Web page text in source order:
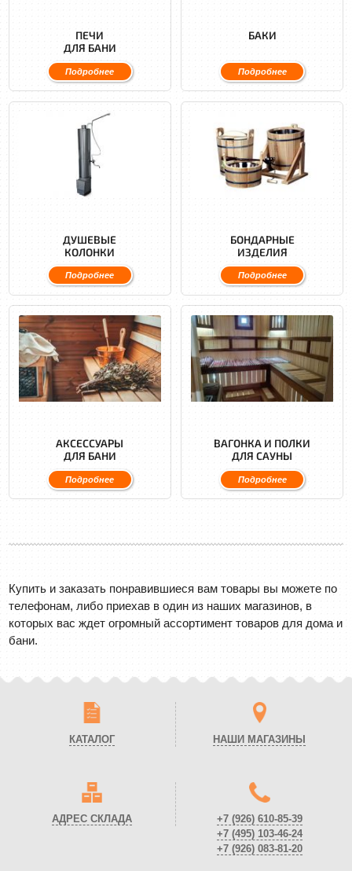
ПЕЧИ
ДЛЯ БАНИ
Подробнее
БАКИ
Подробнее
ДУШЕВЫЕ
КОЛОНКИ
Подробнее
БОНДАРНЫЕ
ИЗДЕЛИЯ
Подробнее
АКСЕССУАРЫ
ДЛЯ БАНИ
Подробнее
ВАГОНКА И ПОЛКИ
ДЛЯ САУНЫ
Подробнее
Купить и заказать понравившиеся вам товары вы можете по
телефонам, либо приехав в один из наших магазинов, в
которых вас ждет огромный ассортимент товаров для дома и
бани.
КАТАЛОГ НАШИ МАГАЗИНЫ
АДРЕС СКЛАДА +7 (926)610-85-39
+7 (495)103-46-24
+7 (926)083-81-20